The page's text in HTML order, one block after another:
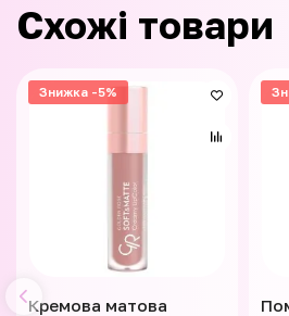
Схожі товари
Знижка -5%
Кремова матова